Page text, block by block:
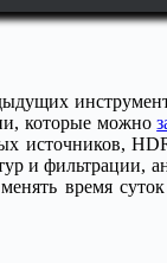
которые можно
источников,
и
время